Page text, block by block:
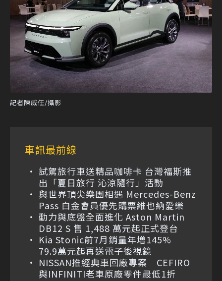
記者陳威任/攝影
車訊最前線
試駕旅行車送精品咖啡卡 台灣福斯推
出「夏日旅行 沁涼隨行」活動
與世界頂尖樂團相遇 Mercedes-Benz
Pass 白金會員優先購票維也納愛樂
動力與底盤全面進化 Aston Martin
DB12 S 售 1,488 萬元起正式登台
Kia Stonic前7月銷量年增145%
79.9萬元起再送電子後視鏡
NISSAN推經典車回廠專案 CEFIRO
與INFINITI老車原廠零件最低1折